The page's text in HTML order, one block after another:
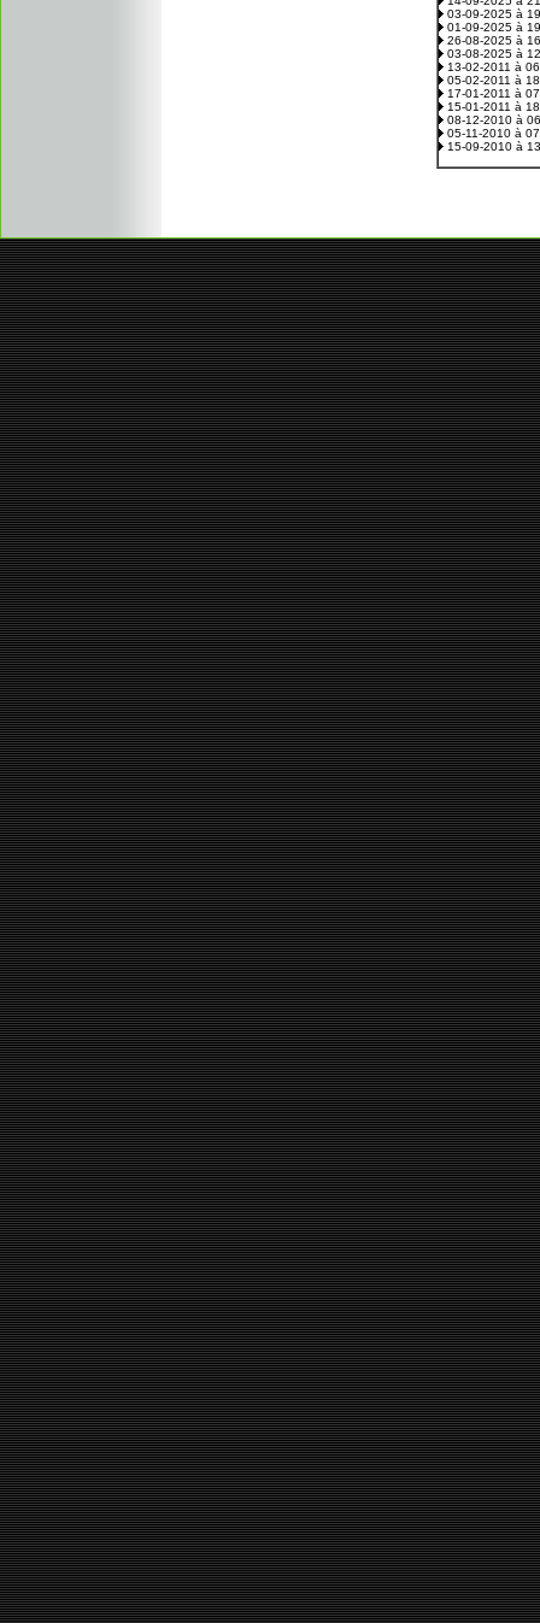
03-09-2025 à
01-09-2025 à
26-08-2025 à
03-08-2025 à
13-02-2011 à
05-02-2011 à
17-01-2011 à
15-01-2011 à
08-12-2010 à
05-11-2010 à
15-09-2010 à